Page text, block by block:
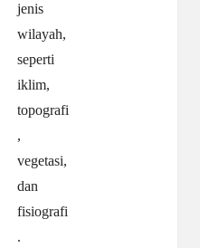
jenis
wilayah,
seperti
iklim,
topografi
,
vegetasi,
dan
fisiografi
.